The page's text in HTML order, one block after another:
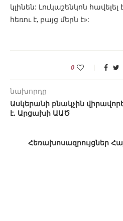
կլինեն: Լուկաշենկոն հավելել
հեռու է, բայց մերն է»:
0
նախորդը
Ասկերանի բնակչին
է. Արցախի ԱԱԾ
Հեռախոսազրույցներ